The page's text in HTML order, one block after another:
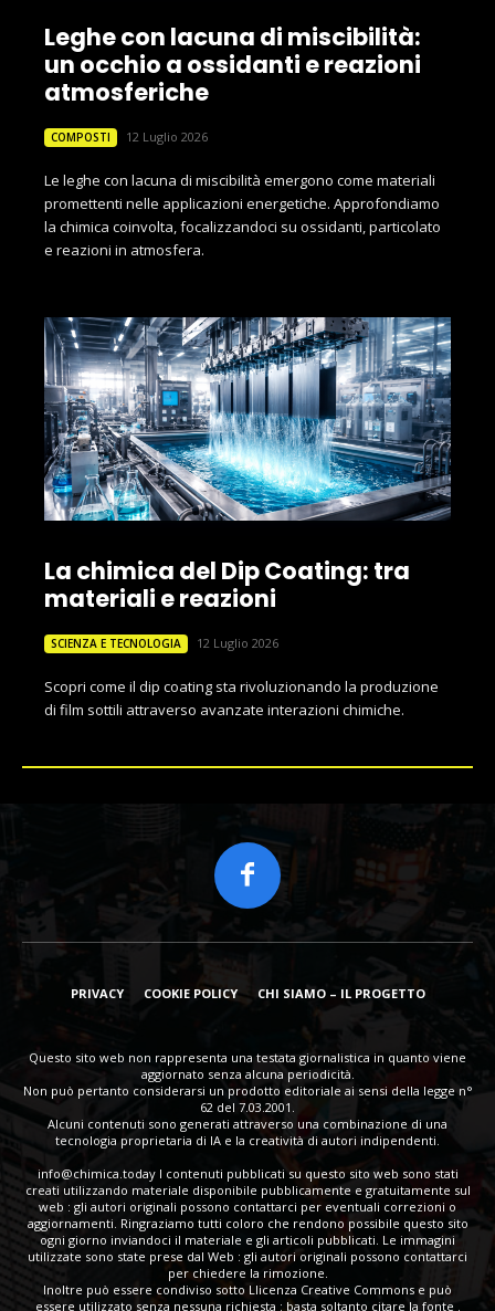
Leghe con lacuna di miscibilità:
un occhio a ossidanti e reazioni
atmosferiche
COMPOSTI 12 Luglio 2026
Le leghe con lacuna di miscibilità emergono come materiali
promettenti nelle applicazioni energetiche. Approfondiamo
la chimica coinvolta, focalizzandoci su ossidanti, particolato
e reazioni in atmosfera.
La chimica del Dip Coating: tra
materiali e reazioni
SCIENZA E TECNOLOGIA 12 Luglio 2026
Scopri come il dip coating sta rivoluzionando la produzione
di film sottili attraverso avanzate interazioni chimiche.
PRIVACY COOKIE POLICY CHI SIAMO – IL PROGETTO
Questo sito web non rappresenta una testata giornalistica in quanto viene
aggiornato senza alcuna periodicità.
Non può pertanto considerarsi un prodotto editoriale ai sensi della legge n°
62 del 7.03.2001.
Alcuni contenuti sono generati attraverso una combinazione di una
tecnologia proprietaria di IA e la creatività di autori indipendenti.
info@chimica.todayI contenuti pubblicati su questo sito web sono stati
creati utilizzando materiale disponibile pubblicamente e gratuitamente sul
web : gli autori originali possono contattarci per eventuali correzioni o
aggiornamenti. Ringraziamo tutti coloro che rendono possibile questo sito
ogni giorno inviandoci il materiale e gli articoli pubblicati. Le immagini
utilizzate sono state prese dal Web : gli autori originali possono contattarci
per chiedere la rimozione.
Inoltre può essere condiviso sotto Llicenza Creative Commons e può
essere utilizzato senza nessuna richiesta : basta soltanto citare la fonte .